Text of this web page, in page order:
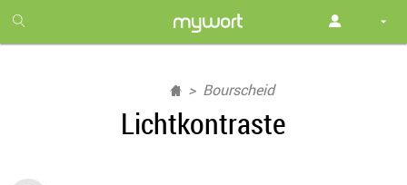
month
free
Bourscheid
Lichtkontraste